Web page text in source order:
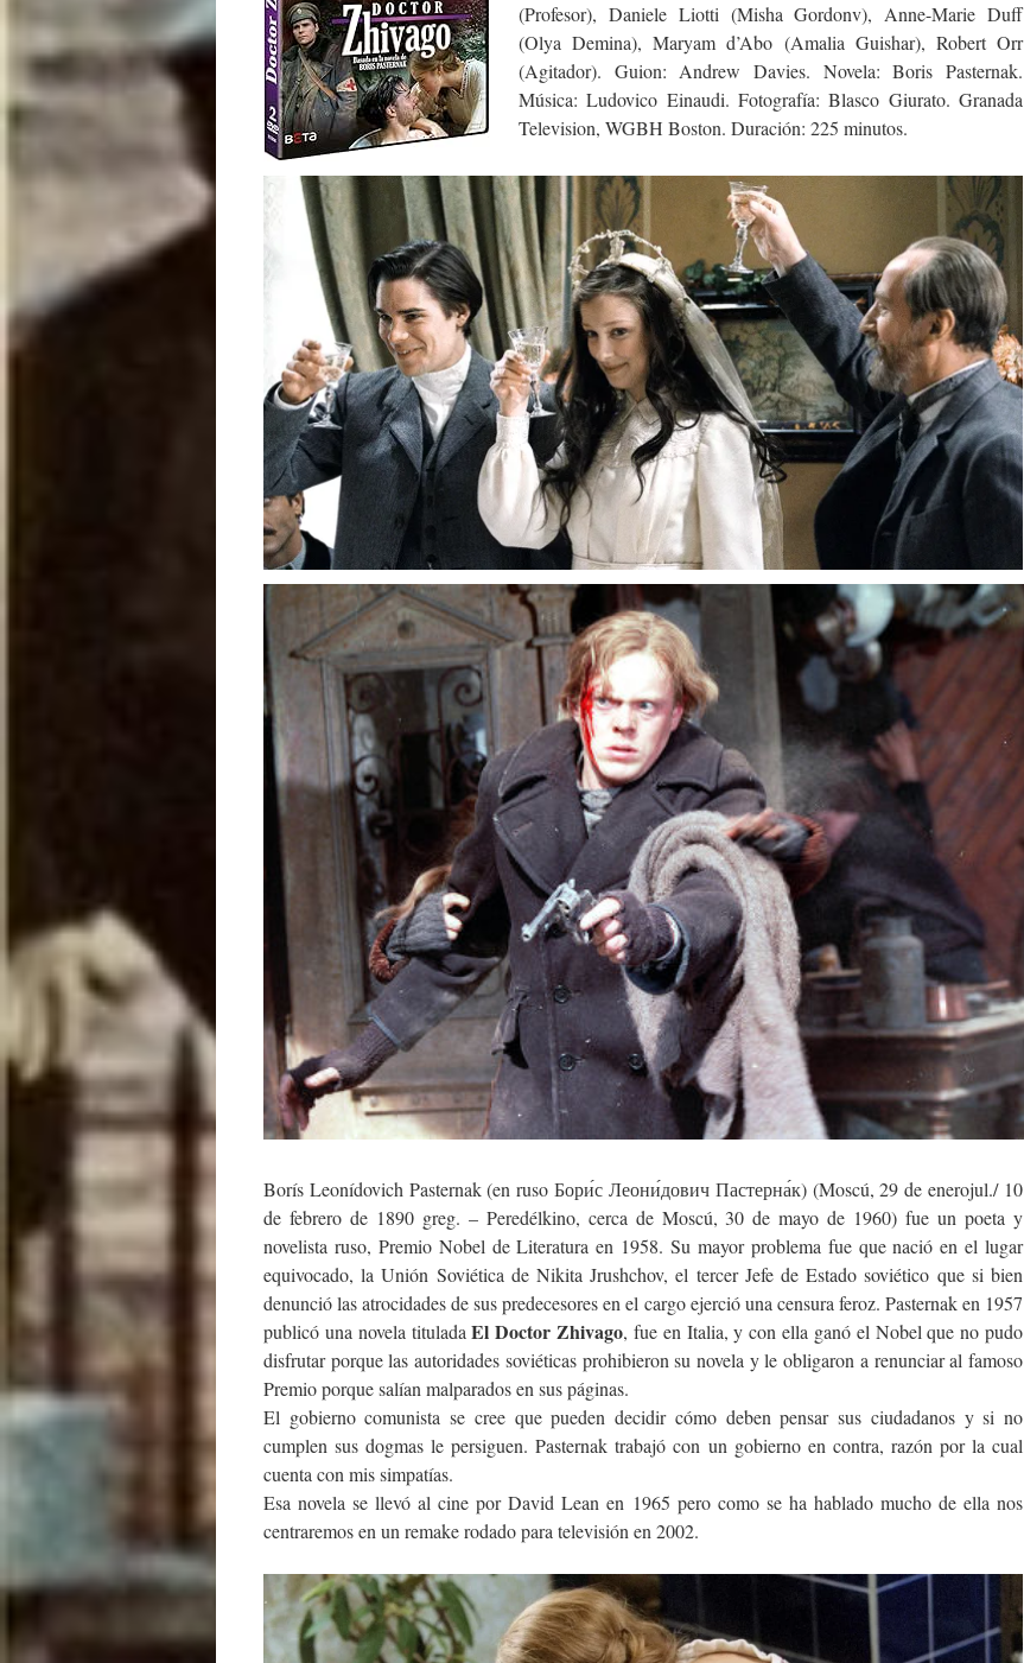
(Profesor), Daniele Liotti (Misha Gordonv), Anne-Marie Duff
(Olya Demina), Maryam d’Abo (Amalia Guishar), Robert Orr
(Agitador). Guion: Andrew Davies. Novela: Boris Pasternak.
Música: Ludovico Einaudi. Fotografía: Blasco Giurato. Granada
Television, WGBH Boston. Duración: 225 minutos.
Borís Leonídovich Pasternak (en ruso Бори́с Леони́дович Пастерна́к) (Moscú, 29 de enerojul./ 10
de febrero de 1890 greg. – Peredélkino, cerca de Moscú, 30 de mayo de 1960) fue un poeta y
novelista ruso, Premio Nobel de Literatura en 1958. Su mayor problema fue que nació en el lugar
equivocado, la Unión Soviética de Nikita Jrushchov, el tercer Jefe de Estado soviético que si bien
denunció las atrocidades de sus predecesores en el cargo ejerció una censura feroz. Pasternak en 1957
publicó una novela tituladaEl Doctor Zhivago, fue en Italia, y con ella ganó el Nobel que no pudo
disfrutar porque las autoridades soviéticas prohibieron su novela y le obligaron a renunciar al famoso
Premio porque salían malparados en sus páginas.
El gobierno comunista se cree que pueden decidir cómo deben pensar sus ciudadanos y si no
cumplen sus dogmas le persiguen. Pasternak trabajó con un gobierno en contra, razón por la cual
cuenta con mis simpatías.
Esa novela se llevó al cine por David Lean en 1965 pero como se ha hablado mucho de ella nos
centraremos en un remake rodado para televisión en 2002.